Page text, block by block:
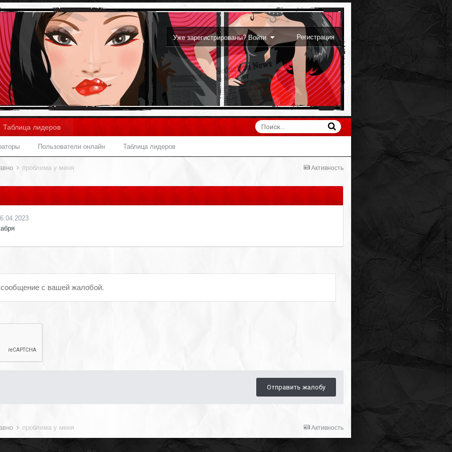
Уже зарегистрированы? Войти Регистрация
Пользователи онлайн Таблица лидеров
Таблица лидеров
Активность
проблема у меня
с вашей жалобой.
Отправить жалобу
Активность
проблема у меня